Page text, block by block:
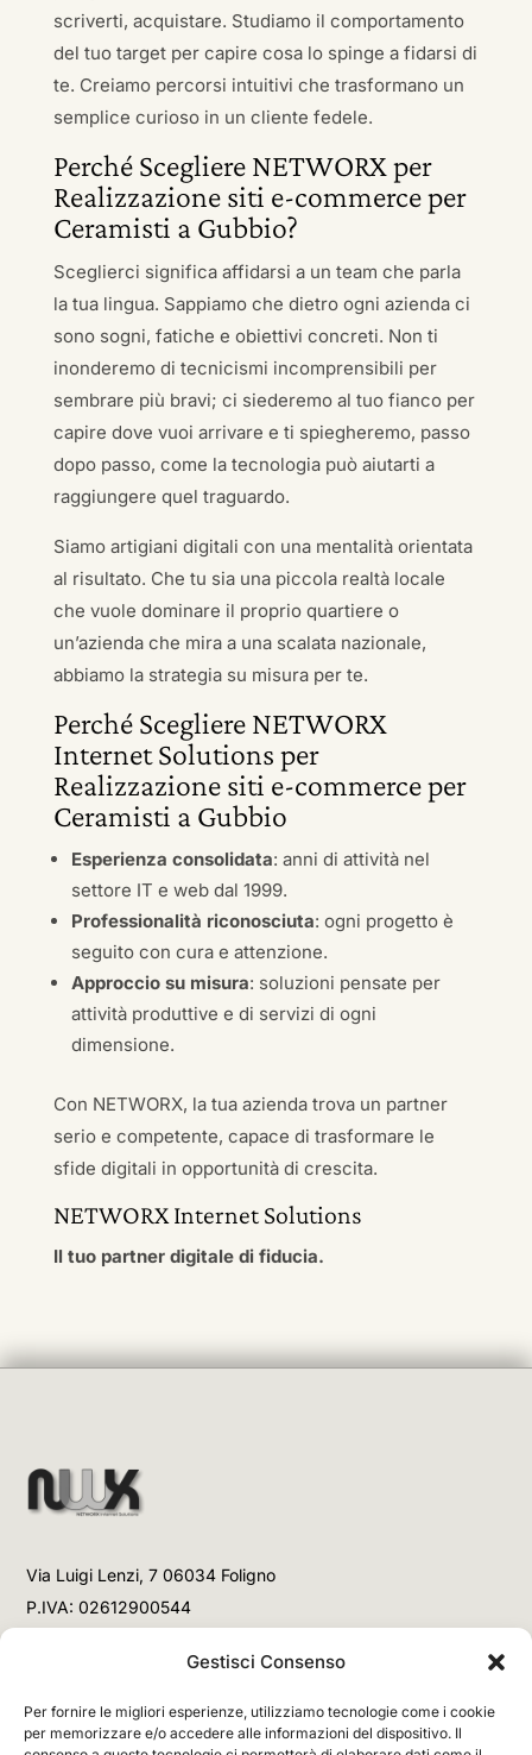
Gestisci Consenso
Per fornire le migliori esperienze, utilizziamo tecnologie come i cookie
per memorizzare e/o accedere alle informazioni del dispositivo. Il
scriverti, acquistare. Studiamo il comportamento
del tuo target per capire cosa lo spinge a fidarsi di
te. Creiamo percorsi intuitivi che trasformano un
semplice curioso in un cliente fedele.
Perché Scegliere NETWORX per
Realizzazione siti e-commerce per
Ceramisti a Gubbio?
Sceglierci significa affidarsi a un team che parla
la tua lingua. Sappiamo che dietro ogni azienda ci
sono sogni, fatiche e obiettivi concreti. Non ti
inonderemo di tecnicismi incomprensibili per
sembrare più bravi; ci siederemo al tuo fianco per
capire dove vuoi arrivare e ti spiegheremo, passo
dopo passo, come la tecnologia può aiutarti a
raggiungere quel traguardo.
Siamo artigiani digitali con una mentalità orientata
al risultato. Che tu sia una piccola realtà locale
che vuole dominare il proprio quartiere o
un’azienda che mira a una scalata nazionale,
abbiamo la strategia su misura per te.
Perché Scegliere NETWORX
Internet Solutions per
Realizzazione siti e-commerce per
Ceramisti a Gubbio
Esperienza consolidata: anni di attività nel
settore IT e web dal 1999.
Professionalità riconosciuta: ogni progetto è
seguito con cura e attenzione.
Approccio su misura: soluzioni pensate per
attività produttive e di servizi di ogni
dimensione.
Con NETWORX, la tua azienda trova un partner
serio e competente, capace di trasformare le
sfide digitali in opportunità di crescita.
NETWORX Internet Solutions
Il tuo partner digitale di fiducia.
Via Luigi Lenzi, 7 06034 Foligno
P.IVA: 02612900544
+39 3477853708 (Chiamata)